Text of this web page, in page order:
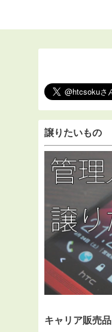
譲りたいもの
キャリア販売品